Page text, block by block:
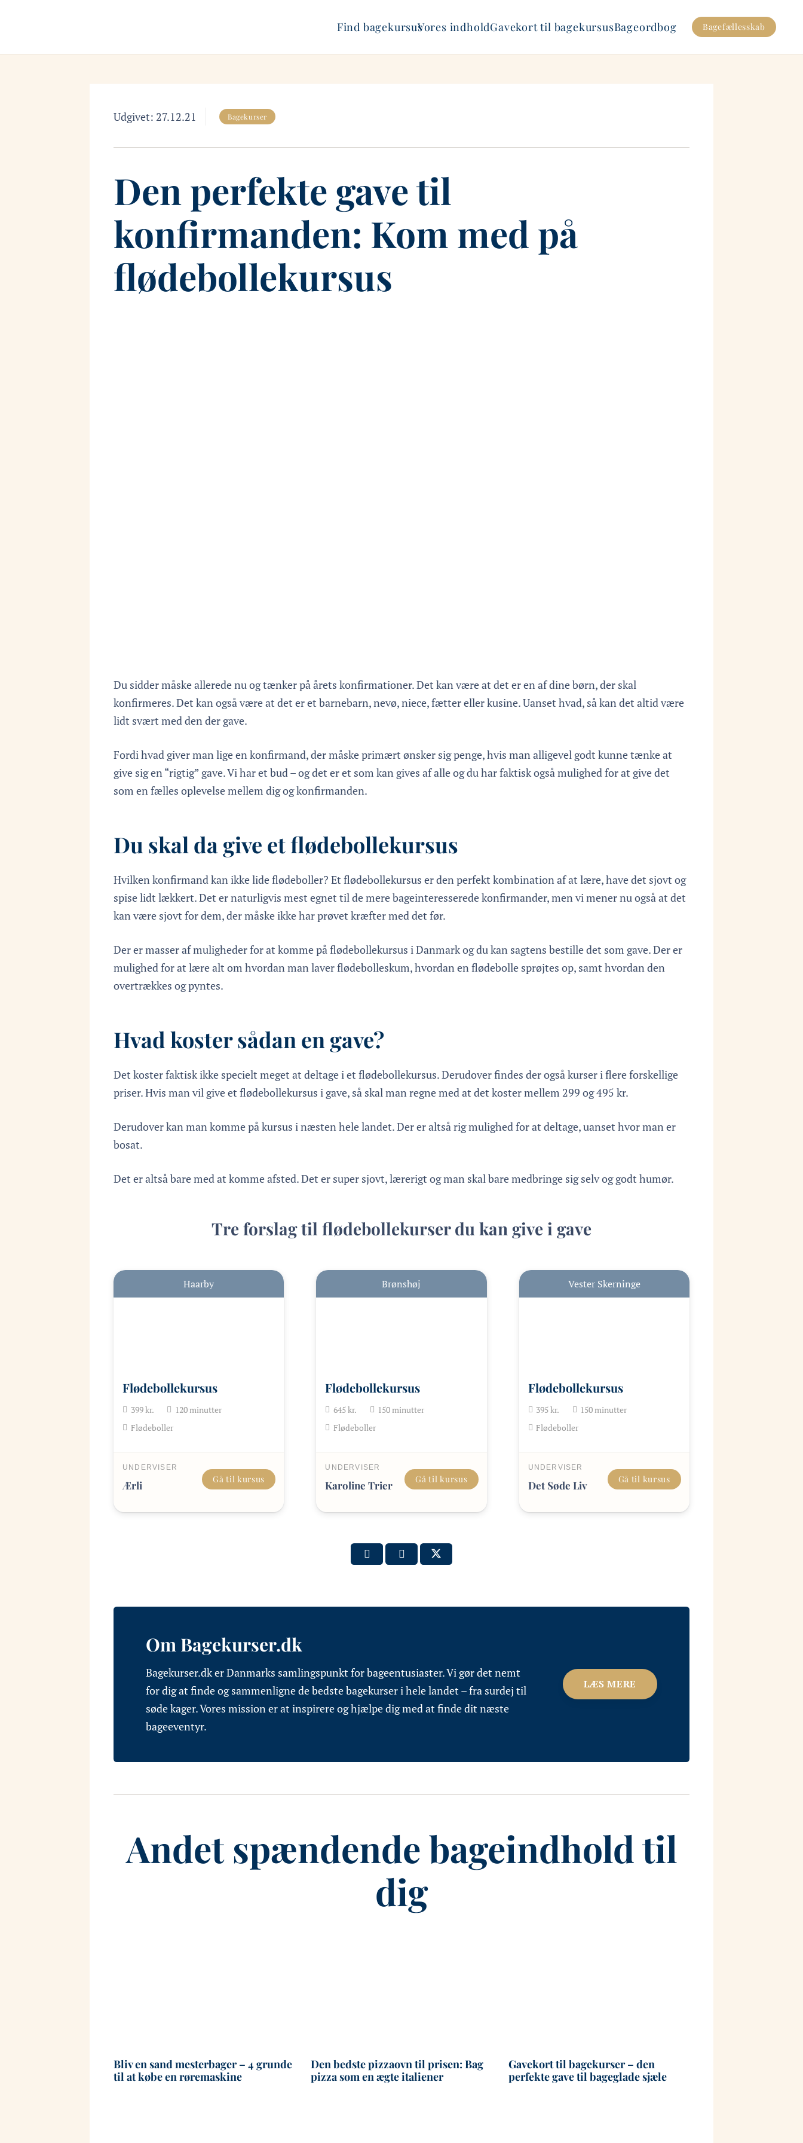
Find bagekursusVores indholdGavekort til bagekursusBageordbog Bagefællesskab
Udgivet: 27.12.21 Bagekurser
Den perfekte gave til
konfirmanden: Kom med på
flødebollekursus
Du sidder måske allerede nu og tænker på årets konfirmationer. Det kan være at det er en af dine børn, der skal
konfirmeres. Det kan også være at det er et barnebarn, nevø, niece, fætter eller kusine. Uanset hvad, så kan det altid være
lidt svært med den der gave.
Fordi hvad giver man lige en konfirmand, der måske primært ønsker sig penge, hvis man alligevel godt kunne tænke at
give sig en “rigtig” gave. Vi har et bud – og det er et som kan gives af alle og du har faktisk også mulighed for at give det
som en fælles oplevelse mellem dig og konfirmanden.
Du skal da give et flødebollekursus
Hvilken konfirmand kan ikke lide flødeboller? Et flødebollekursus er den perfekt kombination af at lære, have det sjovt og
spise lidt lækkert. Det er naturligvis mest egnet til de mere bageinteresserede konfirmander, men vi mener nu også at det
kan være sjovt for dem, der måske ikke har prøvet kræfter med det før.
Der er masser af muligheder for at komme på flødebollekursus i Danmark og du kan sagtens bestille det som gave. Der er
mulighed for at lære alt om hvordan man laver flødebolleskum, hvordan en flødebolle sprøjtes op, samt hvordan den
overtrækkes og pyntes.
Hvad koster sådan en gave?
Det koster faktisk ikke specielt meget at deltage i et flødebollekursus. Derudover findes der også kurser i flere forskellige
priser. Hvis man vil give et flødebollekursus i gave, så skal man regne med at det koster mellem 299 og 495 kr.
Derudover kan man komme på kursus i næsten hele landet. Der er altså rig mulighed for at deltage, uanset hvor man er
bosat.
Det er altså bare med at komme afsted. Det er super sjovt, lærerigt og man skal bare medbringe sig selv og godt humør.
Tre forslag til flødebollekurser du kan give i gave
Haarby
Flødebollekursus
399kr. 120minutter
Flødeboller
UNDERVISER
Ærli Gå til kursus
Brønshøj
Flødebollekursus
645kr. 150minutter
Flødeboller
UNDERVISER
Karoline Trier Gå til kursus
Vester Skerninge
Flødebollekursus
395kr. 150minutter
Flødeboller
UNDERVISER
Det Søde Liv Gå til kursus
Om Bagekurser.dk
Bagekurser.dk er Danmarks samlingspunkt for bageentusiaster. Vi gør det nemt
for dig at finde og sammenligne de bedste bagekurser i hele landet – fra surdej til
søde kager. Vores mission er at inspirere og hjælpe dig med at finde dit næste
bageeventyr.
LÆS MERE
Andet spændende bageindhold til
dig
Bliv en sand mesterbager – 4 grunde
til at købe en røremaskine
Den bedste pizzaovn til prisen: Bag
pizza som en ægte italiener
Gavekort til bagekurser – den
perfekte gave til bageglade sjæle